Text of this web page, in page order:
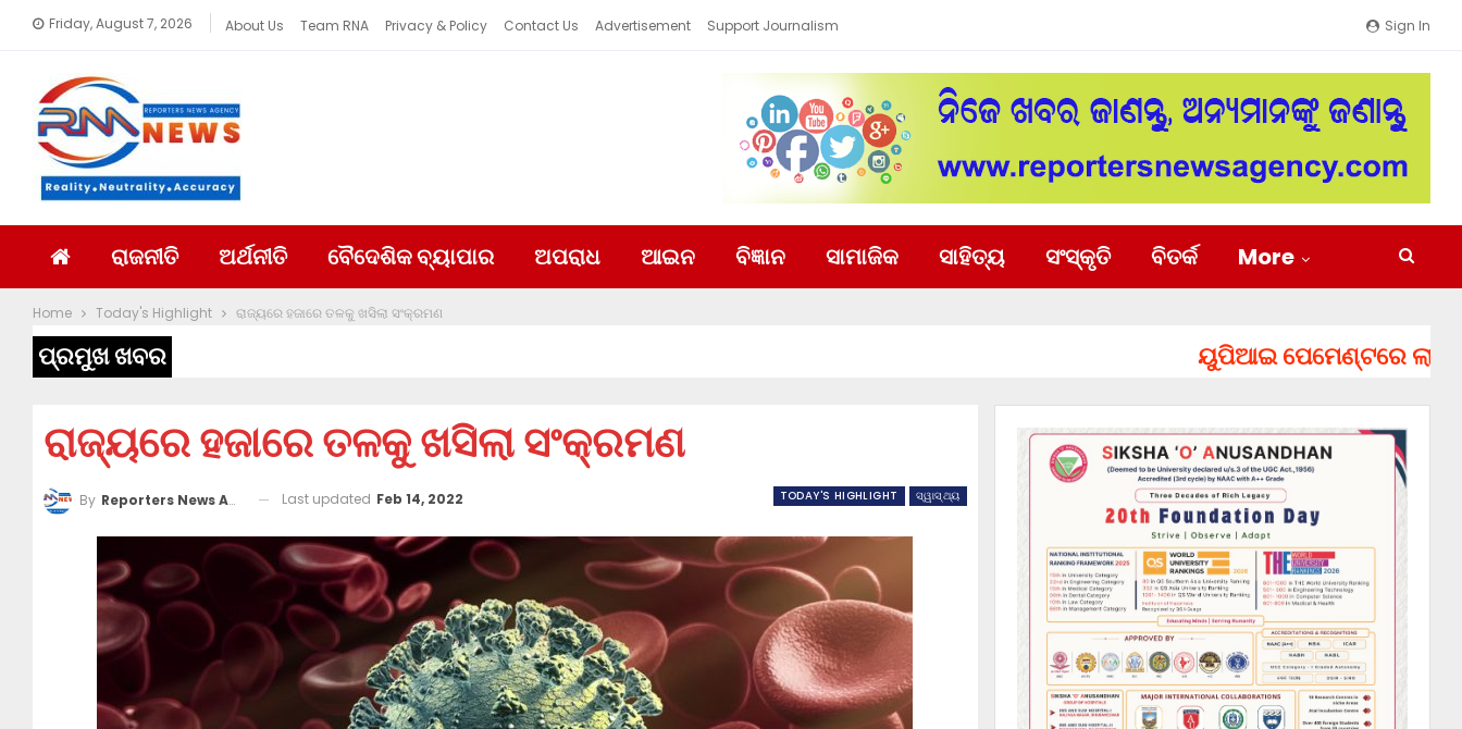
Sign In
Friday, August 7, 2026 About Us Team RNA Privacy & Policy Contact Us Advertisement Support Journalism
ରାଜନୀତି ଅର୍ଥନୀତି ବୈଦେଶିକ ବ୍ୟାପାର ଅପରାଧ ଆଇନ ବିଜ୍ଞାନ ସାମାଜିକ ସାହିତ୍ୟ ସଂସ୍କୃତି ବିତର୍କ More
Home Today's Highlight ରାଜ୍ୟରେ ହଜାରେ ତଳକୁ ଖସିଲା ସଂକ୍ରମଣ
ପ୍ରମୁଖ ଖବର ୟୁପିଆଇ ପେମେଣ୍ଟରେ ଲାଗିପାରେ
ରାଜ୍ୟରେ ହଜାରେ ତଳକୁ ଖସିଲା ସଂକ୍ରମଣ
TODAY'S HIGHLIGHT ସ୍ୱାସ୍ଥ୍ୟ
By Reporters News Agency Last updated Feb 14, 2022